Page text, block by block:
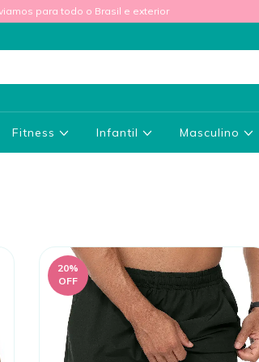
para todo o Brasil e exterior
Fitness Infantil Masculino
20%
OFF